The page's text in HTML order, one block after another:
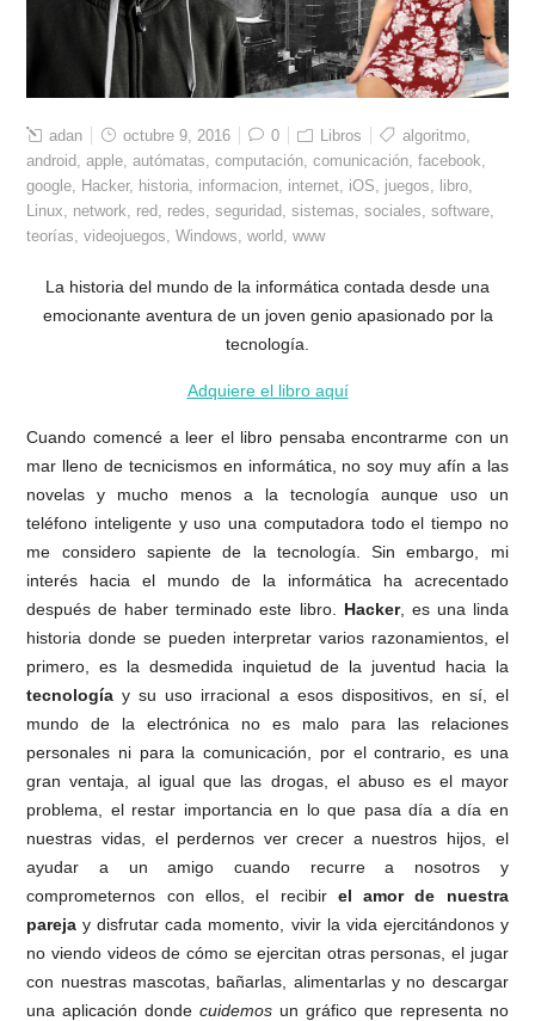
adan octubre 9, 2016 0 Libros algoritmo
android ,apple ,autómatas ,computación ,comunicación ,facebook
google Hacker, historia informacion internet iOS juegos libro
Linux
network red redes ,seguridad ,sistemas ,sociales ,software
teorías ,videojuegos ,Windows ,world ,www
La historia del mundo de la informática contada desde una
emocionante aventura de un joven genio apasionado por la
tecnología.
Adquiere el libro aquí
Cuando comencé a leer el libro pensaba encontrarme con un
mar lleno de tecnicismos en informática, no soy muy afín a las
novelas y mucho menos a la tecnología aunque uso un
teléfono inteligente y uso una computadora todo el tiempo no
me considero sapiente de la tecnología. Sin embargo, mi
interés hacia el mundo de la informática ha acrecentado
después de haber terminado este libro. Hacker, es una linda
historia donde se pueden interpretar varios razonamientos, el
primero, es la desmedida inquietud de la juventud hacia la
tecnología y su uso irracional a esos dispositivos, en sí, el
mundo de la electrónica no es malo para las relaciones
personales ni para la comunicación, por el contrario, es una
gran ventaja, al igual que las drogas, el abuso es el mayor
problema, el restar importancia en lo que pasa día a día en
nuestras vidas, el perdernos ver crecer a nuestros hijos, el
ayudar a un amigo cuando recurre a nosotros y
comprometernos con ellos, el recibir el amor de nuestra
pareja y disfrutar cada momento, vivir la vida ejercitándonos y
no viendo videos de cómo se ejercitan otras personas, el jugar
con nuestras mascotas, bañarlas, alimentarlas y no descargar
una aplicación dondecuidemos un gráfico que representa no